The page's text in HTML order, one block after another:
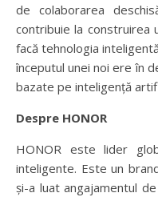
de colaborarea
contribuie la construirea
facă tehnologia
începutul unei noi ere în
bazate pe inteligență
Despre HONOR
HONOR este lider
inteligente. Este un
și-a luat angajamentul